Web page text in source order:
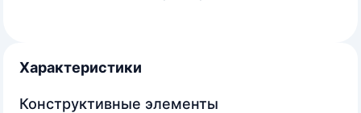
Характеристики
Конструктивные элементы